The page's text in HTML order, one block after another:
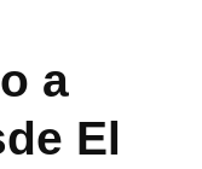
a
El